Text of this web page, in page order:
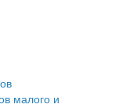
округа
малого и